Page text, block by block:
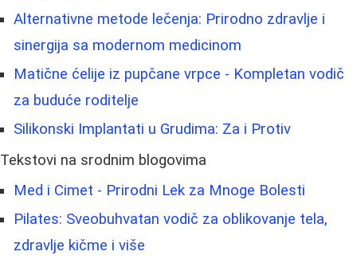
Alternativne metode lečenja: Prirodno zdravlje i
sinergija sa modernom medicinom
Matične ćelije iz pupčane vrpce - Kompletan vodič
za buduće roditelje
Silikonski Implantati u Grudima: Za i Protiv
Tekstovi na srodnim blogovima
Med i Cimet - Prirodni Lek za Mnoge Bolesti
Pilates: Sveobuhvatan vodič za oblikovanje tela,
zdravlje kičme i više